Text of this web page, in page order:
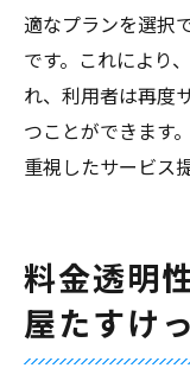
適なプランを選択
です。これにより
れ、利用者は再度
つことができます
重視したサービス
料金透明
屋たすけ